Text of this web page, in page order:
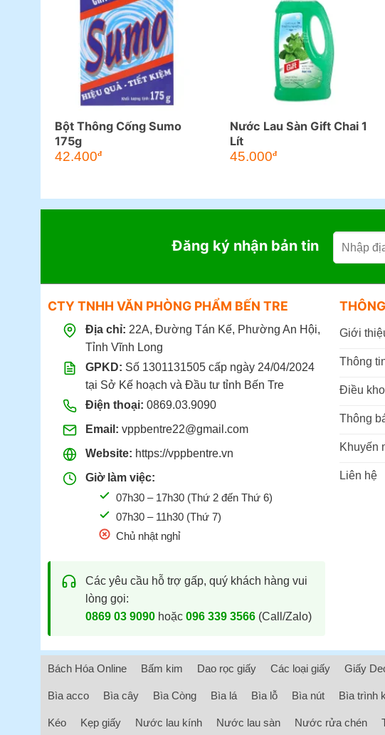
Bột Thông Cống Sumo
175g
42.400đ
Nước Lau Sàn Gift Chai 1
Lít
45.000đ
Đăng ký nhận bản tin
CTY TNHH VĂN PHÒNG PHẨM BẾN TRE
Địa chỉ: 22A, Đường Tán Kế, Phường An Hội,
Tỉnh Vĩnh Long
GPKD: Số 1301131505 cấp ngày 24/04/2024
tại Sở Kế hoạch và Đầu tư tỉnh Bến Tre
Điện thoại: 0869.03.9090
Email: vppbentre22@gmail.com
Website: https://vppbentre.vn
Giờ làm việc:
07h30 – 17h30 (Thứ 2 đến Thứ 6)
07h30 – 11h30 (Thứ 7)
Chủ nhật nghỉ
Các yêu cầu hỗ trợ gấp, quý khách hàng vui
lòng gọi:
0869 03 9090hoặc 096 339 3566(Call/Zalo)
Giới
Thông
Điều
Thông
Khuyến
Liên hệ
Bách Hóa Online Bấm kim Dao rọc giấy Các loại giấy Giấy
Bìa acco Bìa cây Bìa Còng Bìa lá Bìa lỗ Bìa nút Bìa trình
Kéo Kẹp giấy Nước lau kính Nước lau sàn Nước rửa chén